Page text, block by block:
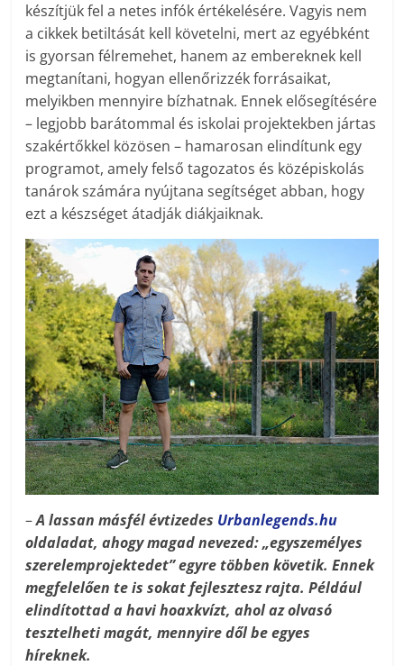
készítjük fel a netes infók értékelésére. Vagyis nem
a cikkek betiltását kell követelni, mert az egyébként
is gyorsan félremehet, hanem az embereknek kell
megtanítani, hogyan ellenőrizzék forrásaikat,
melyikben mennyire bízhatnak. Ennek elősegítésére
– legjobb barátommal és iskolai projektekben jártas
szakértőkkel közösen – hamarosan elindítunk egy
programot, amely felső tagozatos és középiskolás
tanárok számára nyújtana segítséget abban, hogy
ezt a készséget átadják diákjaiknak.
–A lassan másfél évtizedes Urbanlegends.hu
oldaladat, ahogy magad nevezed: „egyszemélyes
szerelemprojektedet” egyre többen követik. Ennek
megfelelően te is sokat fejlesztesz rajta. Például
elindítottad a havi hoaxkvízt, ahol az olvasó
tesztelheti magát, mennyire dől be egyes
híreknek.